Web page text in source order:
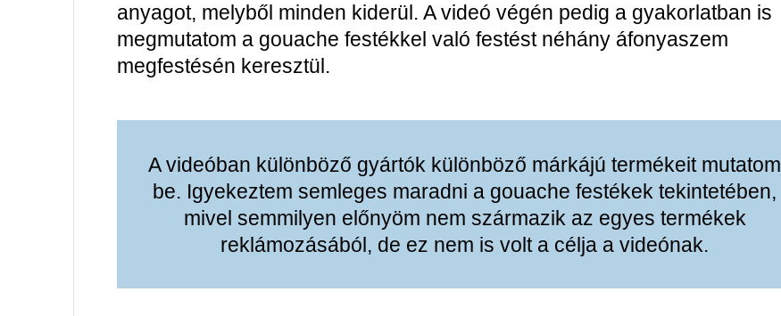
anyagot, melyből minden kiderül. A videó végén pedig a gyakorlatban is
megmutatom a gouache festékkel való festést néhány áfonyaszem
megfestésén keresztül.
A videóban különböző gyártók különböző márkájú termékeit mutatom
be. Igyekeztem semleges maradni a gouache festékek tekintetében,
mivel semmilyen előnyöm nem származik az egyes termékek
reklámozásából, de ez nem is volt a célja a videónak.